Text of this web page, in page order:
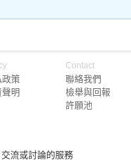
政策
明
Contact
聯絡我們
檢舉與回報
許願池
流或討論的服務